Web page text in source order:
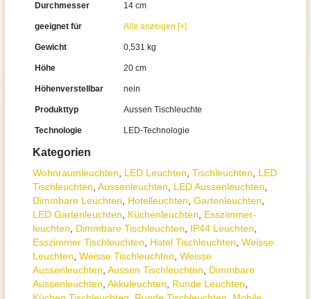
Kategorien
Wohnraum­leuchten LED Leuchten Tisch­leuchten
LED
Tischleuchten Aussen­leuchten LED Aussenleuchten
Dimmbare Leuchten
Hotelleuchten Gartenleuchten
LED Gartenleuchten
Küchenleuchten
Esszimmer­­
leuchten
Dimmbare Tischleuchten IP44 Leuchten
Esszimmer Tischleuchten
Hotel Tischleuchten Weisse
Leuchten Weisse Tischleuchten Weisse
Aussenleuchten Aussen Tischleuchten
Dimmbare
Aussenleuchten Akkuleuchten Runde Leuchten
Durchmesser 14 cm
geeignet für Alle anzeigen [+]
Gewicht 0,531 kg
Höhe 20 cm
Höhenverstellbar nein
Produkttyp Aussen Tischleuchte
Technologie LED-Technologie